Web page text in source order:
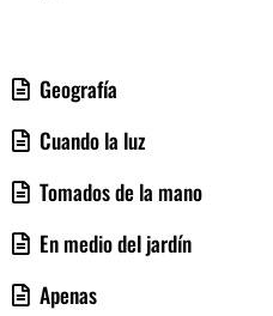
Geografía
Cuando la luz
Tomados de la mano
En medio del jardín
Apenas